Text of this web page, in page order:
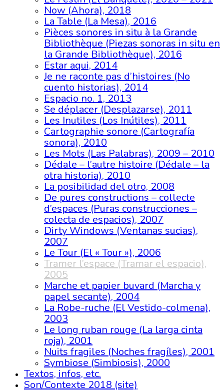
Now (Ahora), 2018
La Table (La Mesa), 2016
Pièces sonores in situ à la Grande
Bibliothèque (Piezas sonoras in situ en
la Grande Bibliothèque), 2016
Estar aqui, 2014
Je ne raconte pas d’histoires (No
cuento historias), 2014
Espacio no. 1, 2013
Se déplacer (Desplazarse), 2011
Les Inutiles (Los Inútiles), 2011
Cartographie sonore (Cartografía
sonora), 2010
Les Mots (Las Palabras), 2009 – 2010
Dédale – l’autre histoire (Dédale – la
otra historia), 2010
La posibilidad del otro, 2008
De pures constructions – collecte
d’espaces (Puras construcciones –
colecta de espacios), 2007
Dirty Windows (Ventanas sucias),
2007
Le Tour (El « Tour »), 2006
Tramer l’espace (Tramar el espacio),
2005
Marche et papier buvard (Marcha y
papel secante), 2004
La Robe-ruche (El Vestido-colmena),
2003
Le long ruban rouge (La larga cinta
roja), 2001
Nuits fragiles (Noches fragíles), 2001
Symbiose (Simbiosis), 2000
Textos, infos, etc.
Son/Contexte 2018 (site)